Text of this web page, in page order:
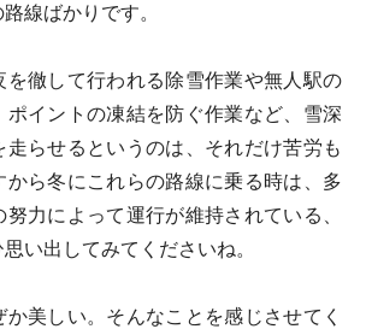
線ばかりです。
を徹して行われる除雪作業や無人駅の
ポイントの凍結を防ぐ作業など、雪深
走らせるというのは、それだけ苦労も
から冬にこれらの路線に乗る時は、多
努力によって運行が維持されている、
い出してみてくださいね。
美しい。そんなことを感じさせてく